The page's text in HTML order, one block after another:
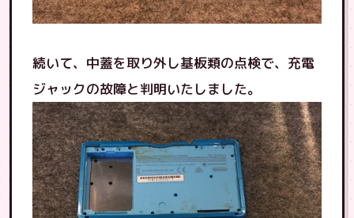
続いて、中蓋を取り外し基板類の点検で、充電
ジャックの故障と判明いたしました。